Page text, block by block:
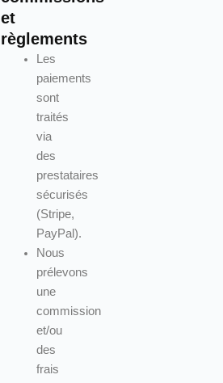
et
règlements
Les
paiements
sont
traités
via
des
prestataires
sécurisés
(Stripe,
PayPal).
Nous
prélevons
une
commission
et/ou
des
frais